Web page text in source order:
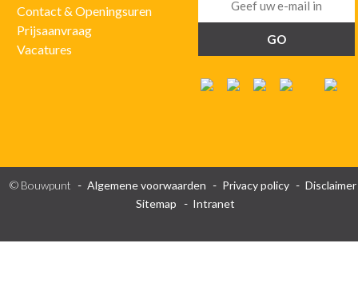
Contact & Openingsuren
Prijsaanvraag
Vacatures
© Bouwpunt Algemene voorwaarden Privacy policy
Disclaimer
Sitemap
Intranet